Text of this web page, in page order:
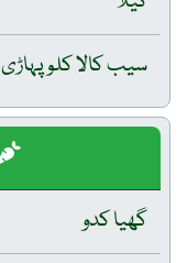
سیب کالا کلو پہاڑی
گھیا کدو